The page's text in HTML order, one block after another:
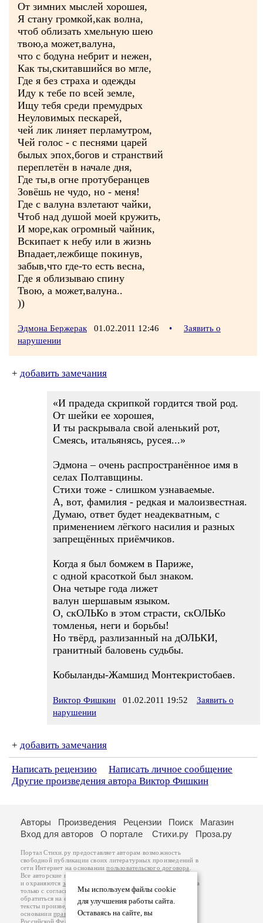
От зимних мыслей хорошея,
Я стану громкой,как волна,
чтоб облизать хмельную шею
твою,а может,валуна,
что с бодуна небрит и нежен,
Как ты,скитавшийся во мгле,
Где я без страха и одежды
Иду к тебе по всей земле,
Ищу тебя среди премудрых
Неуловимых пескарей,
чей лик линяет перламутром,
Чей голос - с песнями царей
былых эпох,богов и странствий
переплетён в начале дня,
Где ты,в огне протуберанцев
Зовёшь не чудо, но - меня!
Где с валуна взлетают чайки,
Чтоб над душой моей кружить,
И море,как огромный чайник,
Вскипает к небу или в жизнь
Впадает,лежбище покинув,
забыв,что где-то есть весна,
Где я облизываю спину
Твою, а может,валуна..
))
Эдмона Бержерак 01.02.2011 12:46 •
Заявить о
нарушении
+ добавить замечания
«И прадеда скрипкой гордится твой род.
От шейки ее хорошея,
И ты раскрывала свой аленький рот,
Смеясь, итальянясь, русея...»
Эдмона – очень распространённое имя в
селах Полтавщины.
Стихи тоже - слишком узнаваемые.
А, вот, фамилия - редкая и малоизвестная.
Думаю, ответ будет неадекватным, с
применением лёгкого насилия и разных
запрещённых приёмчиков.
Когда я был бомжем в Париже,
с одной красоткой был знаком.
Она четыре года лижет
валун шершавым языком.
О, скОЛЬКо в этом страсти, скОЛЬКо
томленья, неги и борьбы!
Но твёрд, разлизанный на дОЛЬКИ,
гранитный баловень судьбы.
Кобыланды-Жамшид Монтекристобаев.
Виктор Фишкин 01.02.2011 19:52
Заявить о
нарушении
+ добавить замечания
Написать рецензию
Написать личное сообщение
Другие произведения автора Виктор Фишкин
Мы используем файлы cookie
для улучшения работы сайта.
Оставаясь на сайте, вы
Авторы Произведения Рецензии Поиск
Магазин
Вход для авторов
О портале Стихи.ру Проза.ру
Портал Стихи.ру предоставляет авторам возможность
свободной публикации своих литературных произведений в
сети Интернет на основаниипользовательского договора
Все авторские права на произведения принадлежат авторам
и охраняются законом
. Перепечатка произведений возможна
только с согласия его автора, к которому вы можете
обратиться на его авторской странице. Ответственность за
тексты произведений авторы несут самостоятельно на
основанииправил публикацииизаконодательства
Российской Федерации